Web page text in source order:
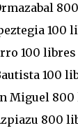
100
100
100
Miguel 800
800